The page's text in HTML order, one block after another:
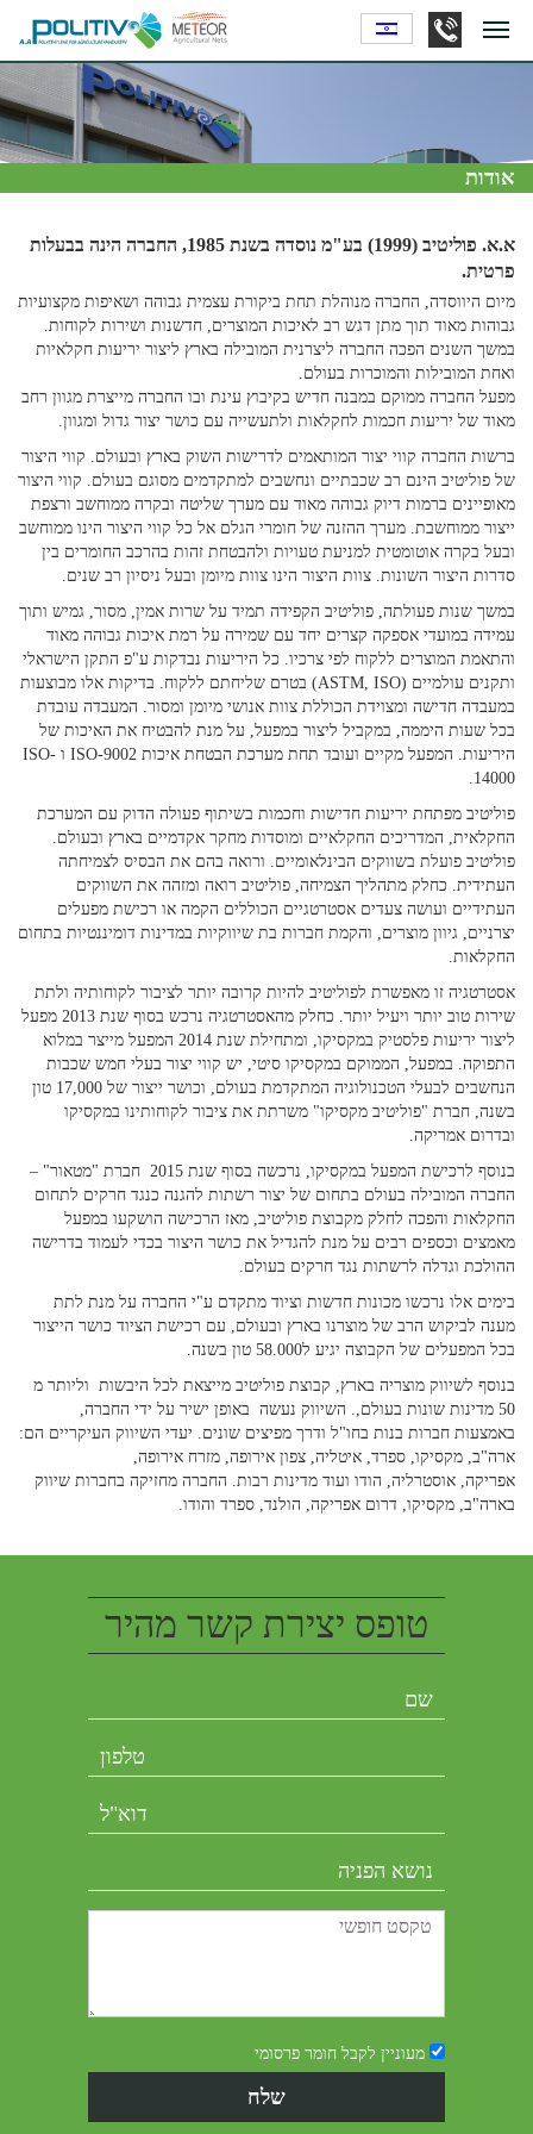
אודות
א.א. פוליטיב (1999) בע"מ נוסדה בשנת 1985, החברה הינה בבעלות
פרטית.
מיום היווסדה, החברה מנוהלת תחת ביקורת עצמית גבוהה ושאיפות מקצועיות
גבוהות מאוד תוך מתן דגש רב לאיכות המוצרים, חדשנות ושירות לקוחות.
במשך השנים הפכה החברה ליצרנית המובילה בארץ ליצור יריעות חקלאיות
ואחת המובילות והמוכרות בעולם.
מפעל החברה ממוקם במבנה חדיש בקיבוץ עינת ובו החברה מייצרת מגוון רחב
מאוד של יריעות חכמות לחקלאות ולתעשייה עם כושר יצור גדול ומגוון.
ברשות החברה קווי יצור המותאמים לדרישות השוק בארץ ובעולם. קווי היצור
של פוליטיב הינם רב שכבתיים ונחשבים למתקדמים מסוגם בעולם. קווי היצור
מאופיינים ברמות דיוק גבוהה מאוד עם מערך שליטה ובקרה ממוחשב ורצפת
ייצור ממוחשבת. מערך ההזנה של חומרי הגלם אל כל קווי היצור הינו ממוחשב
ובעל בקרה אוטומטית למניעת טעויות ולהבטחת זהות בהרכב החומרים בין
סדרות היצור השונות. צוות היצור הינו צוות מיומן ובעל ניסיון רב שנים.
במשך שנות פעולתה, פוליטיב הקפידה תמיד על שרות אמין, מסור, גמיש ותוך
עמידה במועדי אספקה קצרים יחד עם שמירה על רמת איכות גבוהה מאוד
והתאמת המוצרים ללקוח לפי צרכיו. כל היריעות נבדקות ע"פ התקן הישראלי
ותקנים עולמיים (ASTM, ISO) בטרם שליחתם ללקוח. בדיקות אלו מבוצעות
במעבדה חדישה ומצוידת הכוללת צוות אנושי מיומן ומסור. המעבדה עובדת
בכל שעות היממה, במקביל ליצור במפעל, על מנת להבטיח את האיכות של
היריעות. המפעל מקיים ועובד תחת מערכת הבטחת איכות ISO-9002 ו ISO-
14000.
פוליטיב מפתחת יריעות חדישות וחכמות בשיתוף פעולה הדוק עם המערכת
החקלאית, המדריכים החקלאיים ומוסדות מחקר אקדמיים בארץ ובעולם.
פוליטיב פועלת בשווקים הבינלאומיים. ורואה בהם את הבסיס לצמיחתה
העתידית. כחלק מתהליך הצמיחה, פוליטיב רואה ומזהה את השווקים
העתידיים ועושה צעדים אסטרטגיים הכוללים הקמה או רכישת מפעלים
יצרניים, גיוון מוצרים, והקמת חברות בת שיווקיות במדינות דומיננטיות בתחום
החקלאות.
אסטרטגיה זו מאפשרת לפוליטיב להיות קרובה יותר לציבור לקוחותיה ולתת
שירות טוב יותר ויעיל יותר. כחלק מהאסטרטגיה נרכש בסוף שנת 2013 מפעל
ליצור יריעות פלסטיק במקסיקו, ומתחילת שנת 2014 המפעל מייצר במלוא
התפוקה. במפעל, הממוקם במקסיקו סיטי, יש קווי יצור בעלי חמש שכבות
הנחשבים לבעלי הטכנולוגיה המתקדמת בעולם, וכושר ייצור של 17,000 טון
בשנה, חברת "פוליטיב מקסיקו" משרתת את ציבור לקוחותינו במקסיקו
ובדרום אמריקה.
בנוסף לרכישת המפעל במקסיקו, נרכשה בסוף שנת 2015 חברת "מטאור" –
החברה המובילה בעולם בתחום של יצור רשתות להגנה כנגד חרקים לתחום
החקלאות והפכה לחלק מקבוצת פוליטיב, מאז הרכישה הושקעו במפעל
מאמצים וכספים רבים על מנת להגדיל את כושר היצור בכדי לעמוד בדרישה
ההולכת וגדלה לרשתות נגד חרקים בעולם.
בימים אלו נרכשו מכונות חדשות וציוד מתקדם ע"י החברה על מנת לתת
מענה לביקוש הרב של מוצרנו בארץ ובעולם, עם רכישת הציוד כושר הייצור
בכל המפעלים של הקבוצה יגיע ל58.000 טון בשנה.
בנוסף לשיווק מוצריה בארץ, קבוצת פוליטיב מייצאת לכל היבשות וליותר מ
50 מדינות שונות בעולם,. השיווק נעשה באופן ישיר על ידי החברה,
באמצעות חברות בנות בחו"ל ודרך מפיצים שונים. יעדי השיווק העיקריים הם:
ארה"ב, מקסיקו, ספרד, איטליה, צפון אירופה, מזרח אירופה,
אפריקה, אוסטרליה, הודו ועוד מדינות רבות. החברה מחזיקה בחברות שיווק
בארה"ב, מקסיקו, דרום אפריקה, הולנד, ספרד והודו.
טופס יצירת קשר מהיר
מעוניין לקבל חומר פרסומי